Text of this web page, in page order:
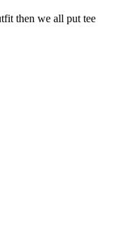
then we all put tee